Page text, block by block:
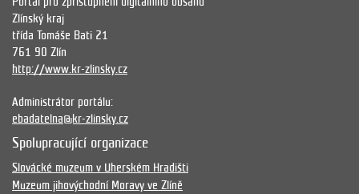
Zlínský kraj
třída Tomáše Bati 21
761 90 Zlín
http://www.kr-zlinsky.cz
Administrátor portálu:
ebadatelna@kr-zlinsky.cz
Spolupracující organizace
Slovácké muzeum v Uherském Hradišti
Muzeum jihovýchodní Moravy ve Zlíně